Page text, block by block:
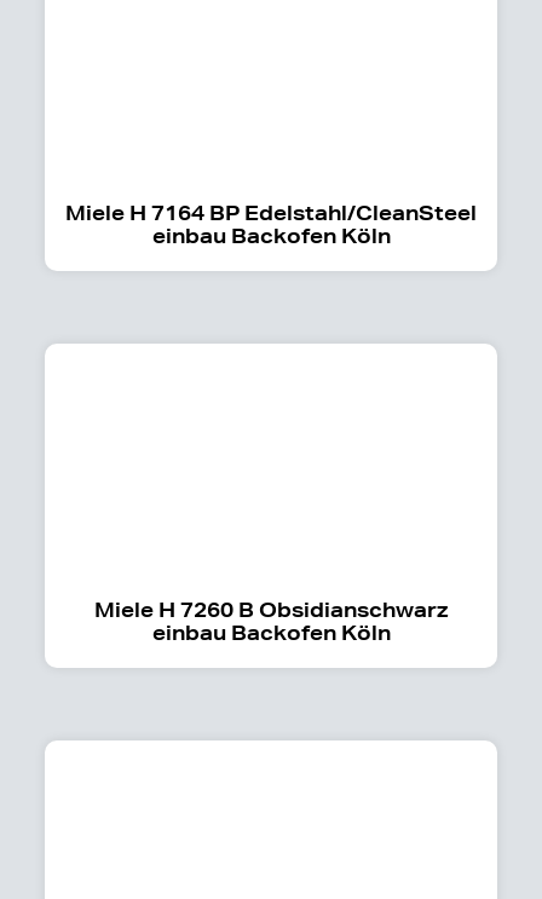
Miele H 7164 BP Edelstahl/CleanSteel
einbau Backofen Köln
Miele H 7260 B Obsidianschwarz
einbau Backofen Köln